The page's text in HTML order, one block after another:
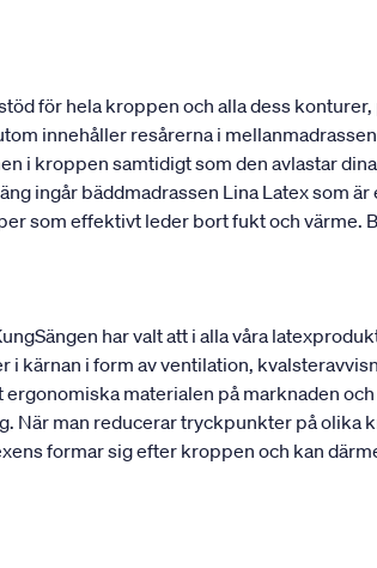
för hela kroppen och alla dess
innehåller resårerna i
i kroppen samtidigt som den avlastar
ingår bäddmadrassen Lina Latex som
som effektivt leder bort fukt och värme.
har valt att i alla våra
kärnan i form av ventilation,
materialen på marknaden
När man reducerar tryckpunkter på
formar sig efter kroppen och kan